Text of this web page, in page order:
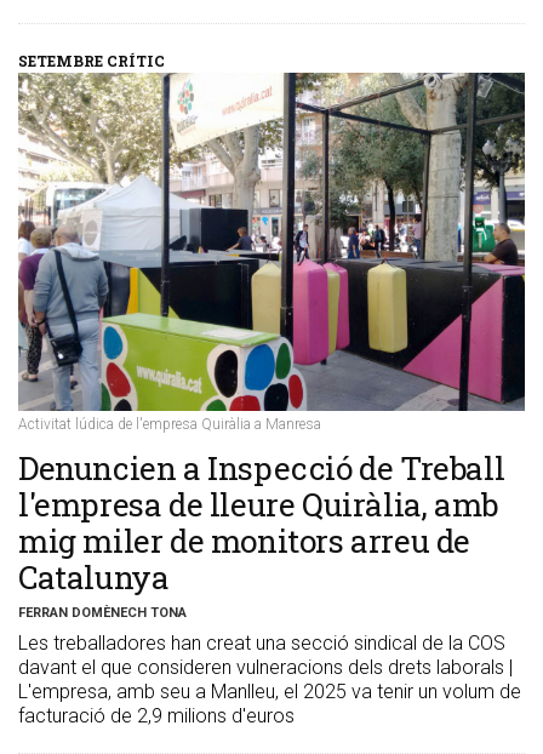
SETEMBRE CRÍTIC
Activitat lúdica de l'empresa Quiràlia a Manresa
Denuncien a Inspecció de Treball
l'empresa de lleure Quiràlia, amb
mig miler de monitors arreu de
Catalunya
FERRAN DOMÈNECH TONA
Les treballadores han creat una secció sindical de la COS
davant el que consideren vulneracions dels drets laborals |
L'empresa, amb seu a Manlleu, el 2025 va tenir un volum de
facturació de 2,9 milions d'euros